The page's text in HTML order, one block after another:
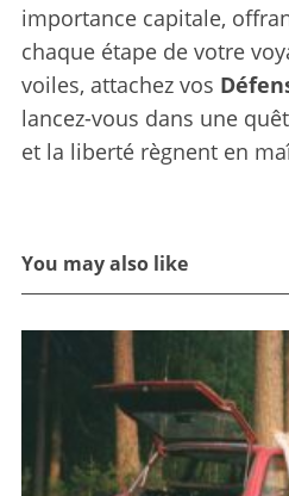
importance capitale,
chaque étape de votre
voiles, attachez vos
lancez-vous dans une
et la liberté règnent en
You may also like